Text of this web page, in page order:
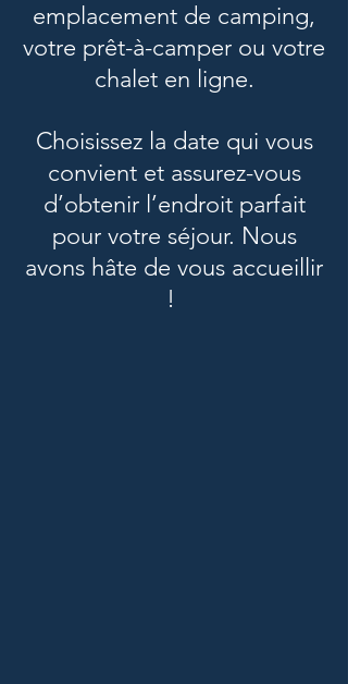
emplacement de camping,
votre prêt-à-camper ou votre
chalet en ligne.
Choisissez la date qui vous
convient et assurez-vous
d’obtenir l’endroit parfait
pour votre séjour. Nous
avons hâte de vous accueillir
!